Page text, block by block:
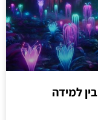
למידה